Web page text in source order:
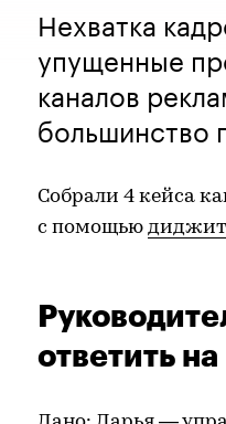
Нехватка
упущенные
каналов
большинство
Собрали 4 кейса
с помощью
ответить